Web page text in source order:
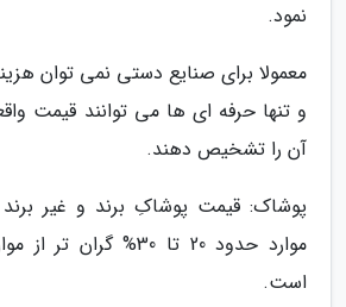
نمود.
معمولا برای صنایع دستی نمی توان
و تنها حرفه ای ها می توانند قیمت
آن را تشخیص دهند.
پوشاک: قیمت پوشاکِ برند و غیر
موارد حدود 20 تا 30%
است.